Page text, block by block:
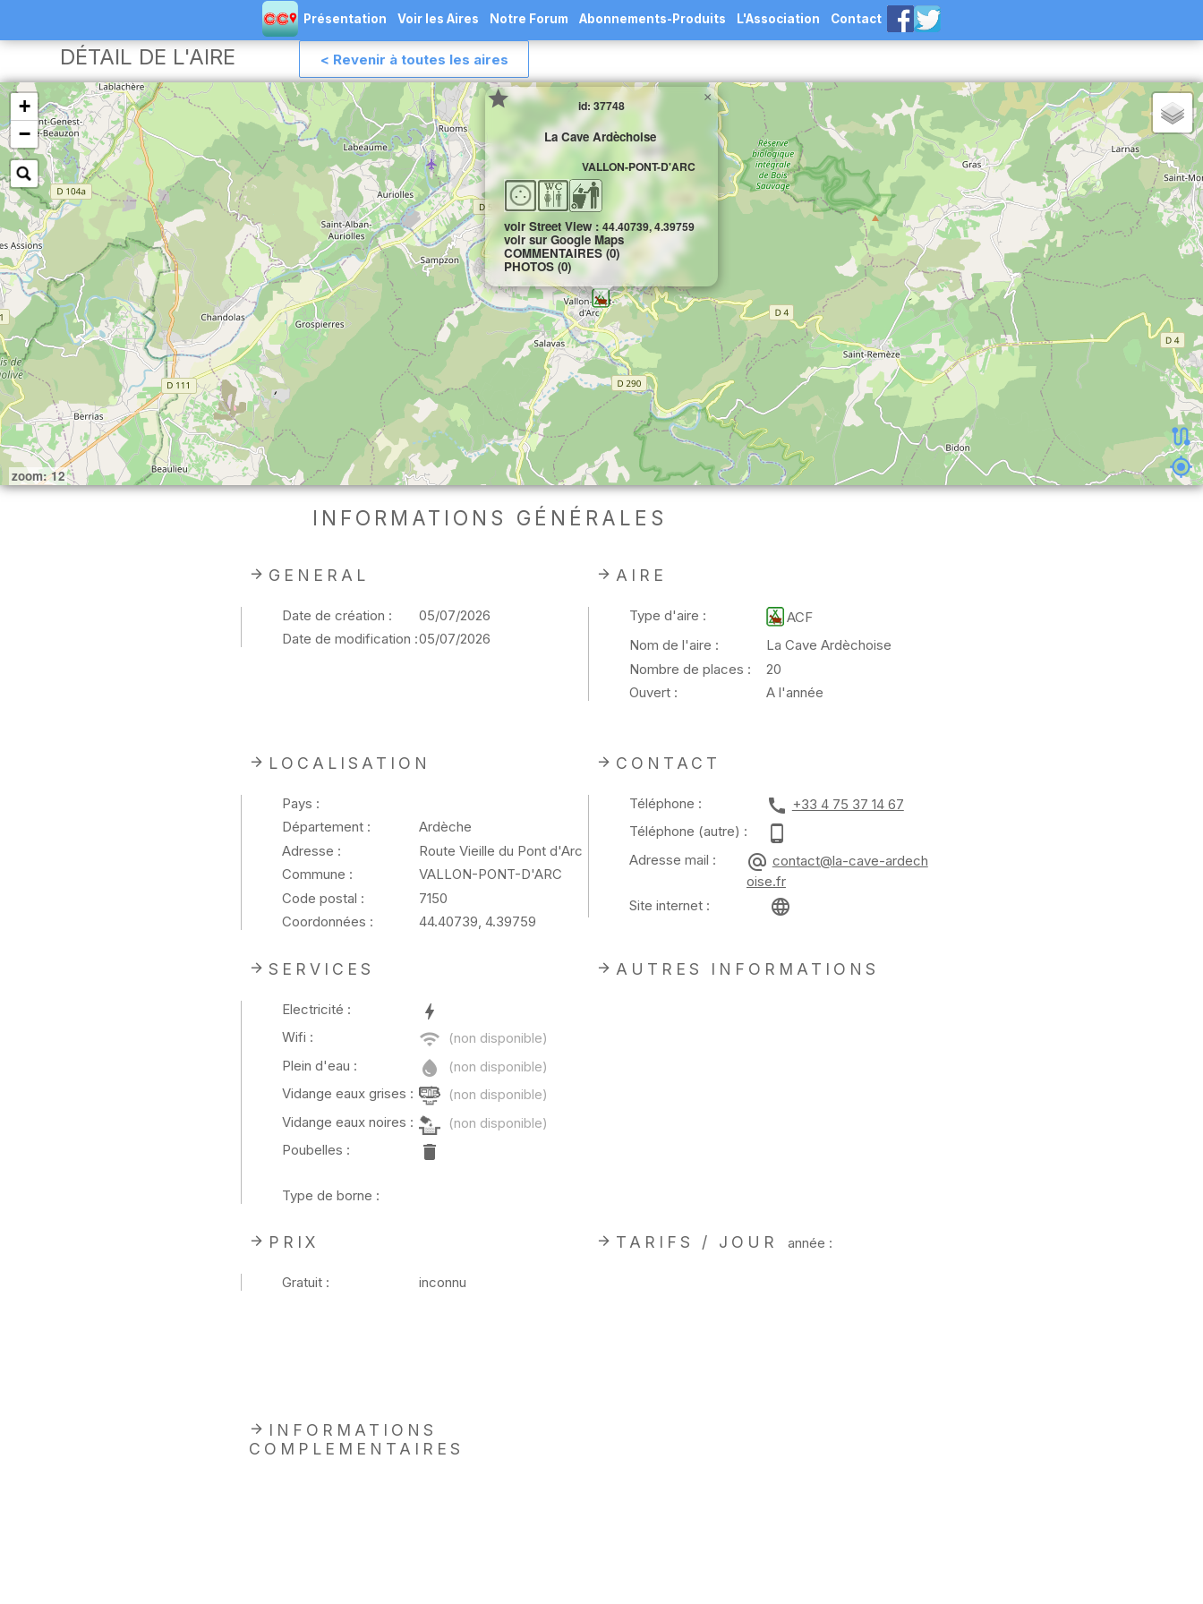
Présentation Voir les Aires Notre Forum Abonnements-Produits L'Association Contact
DÉTAIL DE L'AIRE < Revenir à toutes les aires
zoom: 12
id: 37748
La Cave Ardèchoise
VALLON-PONT-D'ARC
voir Street View : 44.40739, 4.39759
voir sur Google Maps
COMMENTAIRES (0)
PHOTOS (0)
×
+
−
INFORMATIONS GÉNÉRALES
GENERAL
Date de création :
05/07/2026
Date de modification :05/07/2026
AIRE
Type d'aire :
ACF
Nom de l'aire :
La Cave Ardèchoise
Nombre de places :
20
Ouvert :
A l'année
LOCALISATION
Pays :
Département :
Ardèche
Adresse :
Route Vieille du Pont d'Arc
Commune :
VALLON-PONT-D'ARC
Code postal :
7150
Coordonnées :
44.40739, 4.39759
CONTACT
Téléphone :
+33 4 75 37 14 67
Téléphone (autre) :
Adresse mail :
contact@la-cave-ardech
oise.fr
Site internet :
SERVICES
Electricité :
Wifi :
Plein d'eau :
Vidange eaux grises :
Vidange eaux noires :
Poubelles :
Type de borne :
AUTRES INFORMATIONS
PRIX
Gratuit : inconnu
TARIFS / JOUR année :
INFORMATIONS
COMPLEMENTAIRES